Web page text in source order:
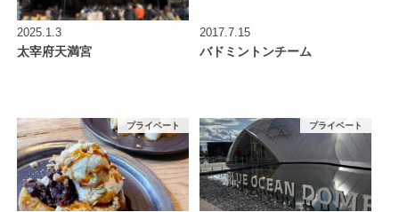
2025.1.3
太宰府天満宮
2017.7.15
バドミントンチーム
プライベート プライベート